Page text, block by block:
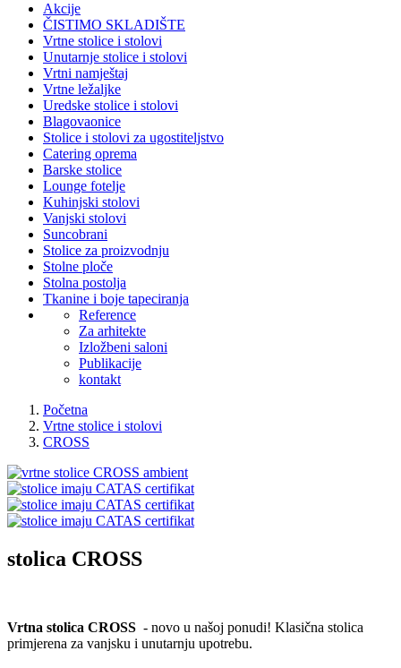
Akcije
ČISTIMO SKLADIŠTE
Vrtne stolice i stolovi
Unutarnje stolice i stolovi
Vrtni namještaj
Vrtne ležaljke
Uredske stolice i stolovi
Blagovaonice
Stolice i stolovi za ugostiteljstvo
Catering oprema
Barske stolice
Lounge fotelje
Kuhinjski stolovi
Vanjski stolovi
Suncobrani
Stolice za proizvodnju
Stolne ploče
Stolna postolja
Tkanine i boje tapeciranja
Reference
Za arhitekte
Izložbeni saloni
Publikacije
kontakt
Početna
Vrtne stolice i stolovi
CROSS
stolica CROSS
Vrtna stolica CROSS - novo u našoj ponudi! Klasična stolica
primjerena za vanjsku i unutarnju upotrebu.